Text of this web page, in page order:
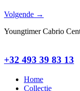
Volgende →
Youngtimer Cabrio
+32 493 39 83 13
Home
Collectie